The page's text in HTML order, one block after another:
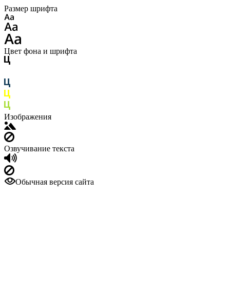
Размер шрифта
Цвет фона и шрифта
Изображения
Озвучивание текста
Обычная версия сайта